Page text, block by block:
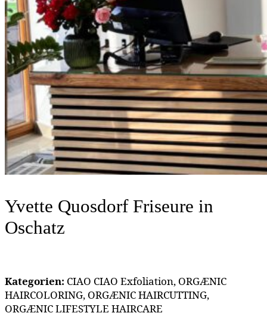
Yvette Quosdorf Friseure in
Oschatz
Kategorien: CIAO CIAO Exfoliation, ORGÆNIC
HAIRCOLORING, ORGÆNIC HAIRCUTTING,
ORGÆNIC LIFESTYLE HAIRCARE